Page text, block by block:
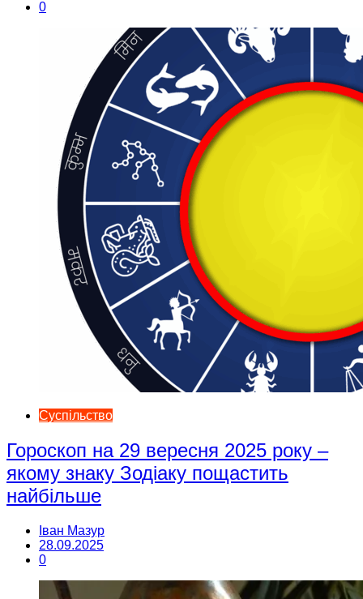
0
Суспільство
Гороскоп на 29 вересня 2025 року –
якому знаку Зодіаку пощастить
найбільше
Іван Мазур
28.09.2025
0